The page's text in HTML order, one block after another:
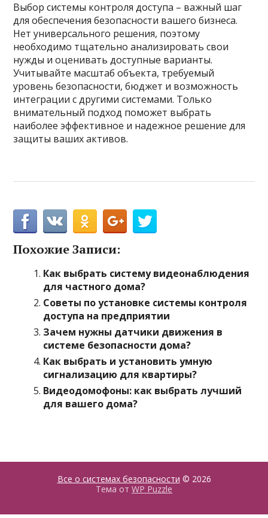
Выбор системы контроля доступа – важный шаг
для обеспечения безопасности вашего бизнеса.
Нет универсального решения, поэтому
необходимо тщательно анализировать свои
нужды и оценивать доступные варианты.
Учитывайте масштаб объекта, требуемый
уровень безопасности, бюджет и возможность
интеграции с другими системами. Только
внимательный подход поможет выбрать
наиболее эффективное и надежное решение для
защиты ваших активов.
Похожие Записи:
Как выбрать систему видеонаблюдения
для частного дома?
Советы по установке системы контроля
доступа на предприятии
Зачем нужны датчики движения в
системе безопасности дома?
Как выбрать и установить умную
сигнализацию для квартиры?
Видеодомофоны: как выбрать лучший
для вашего дома?
Все о системах безопасности © 2026
Тема от WP Puzzle